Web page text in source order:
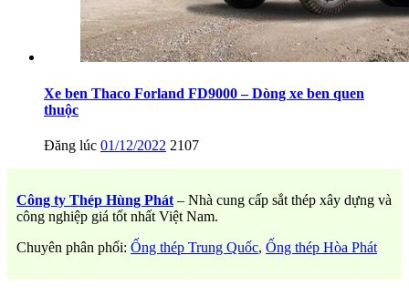
Xe ben Thaco Forland FD9000 – Dòng xe ben quen
thuộc
Đăng lúc 01/12/2022 2107
Công ty Thép Hùng Phát – Nhà cung cấp sắt thép xây dựng và
công nghiệp giá tốt nhất Việt Nam.
Chuyên phân phối: Ống thép Trung Quốc, Ống thép Hòa Phát